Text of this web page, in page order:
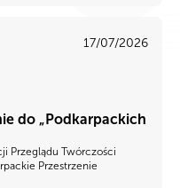
17/07/2026
do „Podkarpackich
Przeglądu Twórczości
Przestrzenie